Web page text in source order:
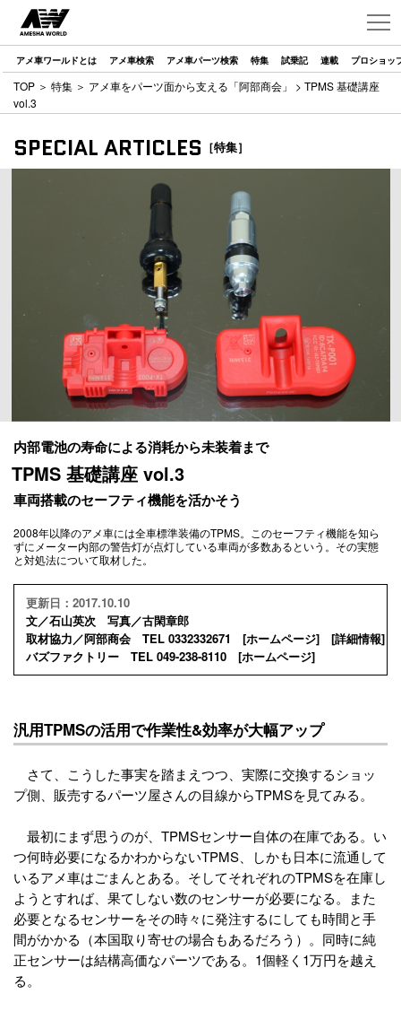
アメ車ワールドとは アメ車検索 アメ車パーツ検索 特集 試乗記 連載 プロショッ
TOP ＞ 特集 ＞ アメ車をパーツ面から支える「阿部商会」
> TPMS 基礎講座
vol.3
SPECIAL ARTICLES ［特集］
内部電池の寿命による消耗から未装着まで
TPMS 基礎講座 vol.3
車両搭載のセーフティ機能を活かそう
2008年以降のアメ車には全車標準装備のTPMS。このセーフティ機能を知ら
ずにメーター内部の警告灯が点灯している車両が多数あるという。その実態
と対処法について取材した。
更新日：2017.10.10
文／石山英次 写真／古閑章郎
取材協力／阿部商会 TEL 0332332671 [ホームページ] [詳細情報]
バズファクトリー TEL 049-238-8110 [ホームページ]
汎用TPMSの活用で作業性&効率が大幅アップ
さて、こうした事実を踏まえつつ、実際に交換するショッ
プ側、販売するパーツ屋さんの目線からTPMSを見てみる。
最初にまず思うのが、TPMSセンサー自体の在庫である。い
つ何時必要になるかわからないTPMS、しかも日本に流通して
いるアメ車はごまんとある。そしてそれぞれのTPMSを在庫し
ようとすれば、果てしない数のセンサーが必要になる。また
必要となるセンサーをその時々に発注するにしても時間と手
間がかかる（本国取り寄せの場合もあるだろう）。同時に純
正センサーは結構高価なパーツである。1個軽く1万円を越え
る。